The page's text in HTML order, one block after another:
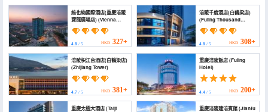
維也納國際酒店(重慶涪陵
寶龍廣場店) (Vienna
International Hotel
(Chongqing Fuling
Baolong Plaza Branch))
4.8 / 5 HKD 327+
涪陵千度酒店(白鶴梁店)
(Fuling Thousand
degree hotel)
4.8/ 5 HKD 308+
涪陵枳江台酒店(白鶴梁店)
(Zhijiang Tower)
4.7 / 5 HKD 381+
重慶涪陵飯店 (Fuling
Hotel)
4.4/ 5 HKD 200+
重慶太極大酒店 (Taiji
重慶涪陵建涪賓館 (Jianfu